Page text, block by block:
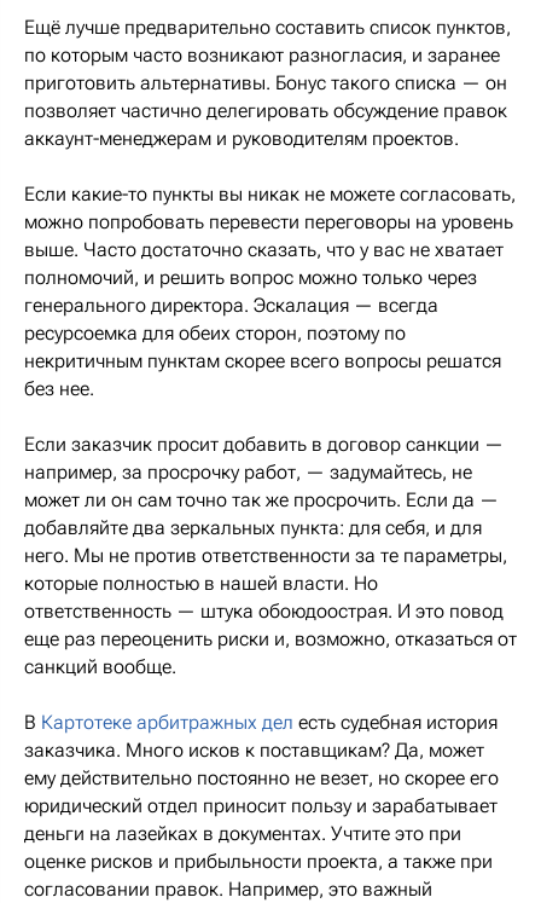
Ещё лучше предварительно составить список пунктов,
по которым часто возникают разногласия, и заранее
приготовить альтернативы. Бонус такого списка — он
позволяет частично делегировать обсуждение правок
аккаунт-менеджерам и руководителям проектов.
Если какие-то пункты вы никак не можете согласовать,
можно попробовать перевести переговоры на уровень
выше. Часто достаточно сказать, что у вас не хватает
полномочий, и решить вопрос можно только через
генерального директора. Эскалация — всегда
ресурсоемка для обеих сторон, поэтому по
некритичным пунктам скорее всего вопросы решатся
без нее.
Если заказчик просит добавить в договор санкции —
например, за просрочку работ, — задумайтесь, не
может ли он сам точно так же просрочить. Если да —
добавляйте два зеркальных пункта: для себя, и для
него. Мы не против ответственности за те параметры,
которые полностью в нашей власти. Но
ответственность — штука обоюдоострая. И это повод
еще раз переоценить риски и, возможно, отказаться от
санкций вообще.
В Картотеке арбитражных дел есть судебная история
заказчика. Много исков к поставщикам? Да, может
ему действительно постоянно не везет, но скорее его
юридический отдел приносит пользу и зарабатывает
деньги на лазейках в документах. Учтите это при
оценке рисков и прибыльности проекта, а также при
согласовании правок. Например, это важный